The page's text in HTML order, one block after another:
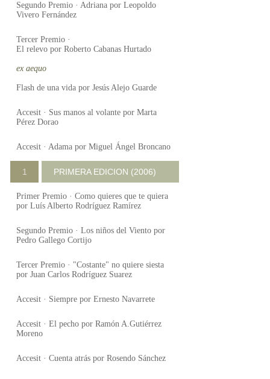
Segundo Premio · Adriana por Leopoldo
Vivero Fernández
Tercer Premio ·
El relevo por Roberto Cabanas Hurtado
ex aequo
Flash de una vida por Jesús Alejo Guarde
Accesit · Sus manos al volante por Marta
Pérez Dorao
Accesit · Adama por Miguel Ángel Broncano
1 PRIMERA EDICION (2006)
Primer Premio · Como quieres que te quiera
por Luís Alberto Rodríguez Ramírez
Segundo Premio · Los niños del Viento por
Pedro Gallego Cortijo
Tercer Premio · "Costante" no quiere siesta
por Juan Carlos Rodríguez Suarez
Accesit · Siempre por Ernesto Navarrete
Accesit · El pecho por Ramón A.Gutiérrez
Moreno
Accesit · Cuenta atrás por Rosendo Sánchez